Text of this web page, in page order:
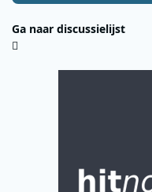
Ga naar discussielijst